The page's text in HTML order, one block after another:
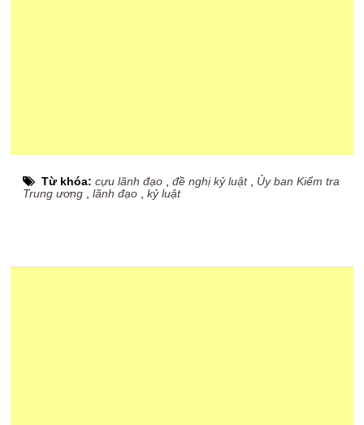
Từ khóa:cựu lãnh đạo ,đề nghị kỷ luật, Ủy ban Kiểm tra
Trung ương ,lãnh đạo ,kỷ luật